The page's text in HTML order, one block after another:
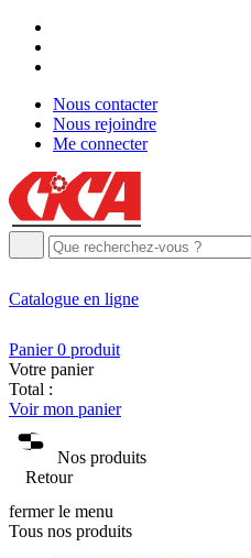
Nous contacter
Nous rejoindre
Me connecter
Catalogue en ligne
Panier 0 produit
Votre panier
Total :
Voir mon panier
Nos produits
Retour
fermer le menu
Tous nos produits